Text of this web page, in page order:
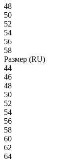
48
50
52
54
56
58
Размер (RU)
44
46
48
50
52
54
56
58
60
62
64